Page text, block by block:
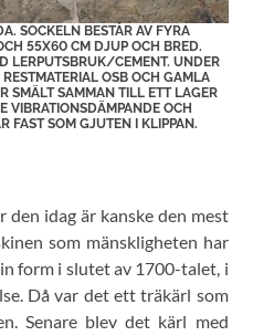
SOCKELN BESTÅR AV FYRA
55X60 CM DJUP OCH BRED.
LERPUTSBRUK/CEMENT. UNDER
OSB OCH GAMLA
SMÄLT SAMMAN TILL ETT LAGER
VIBRATIONSDÄMPANDE OCH
FAST SOM GJUTEN I KLIPPAN.
den idag är kanske den mest
som mänskligheten har
form i slutet av 1700-talet, i
Då var det ett träkärl som
Senare blev det kärl med